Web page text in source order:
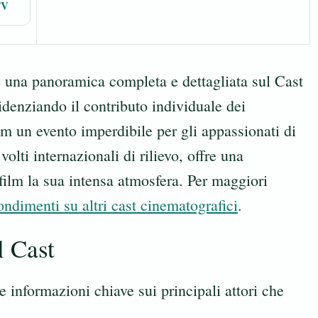
panoramica completa e dettagliata sul Cast
il contributo individuale dei
un evento imperdibile per gli appassionati di
internazionali di rilievo, offre una
la sua intensa atmosfera. Per maggiori
su altri cast cinematografici.
informazioni chiave sui principali attori che